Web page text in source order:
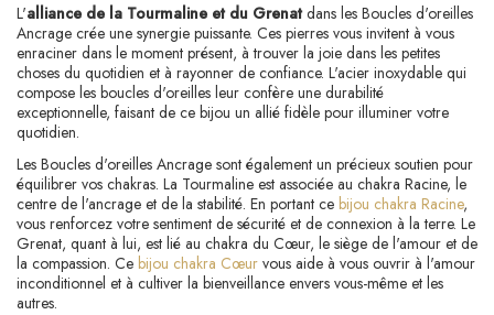
L'alliance de la Tourmaline et du Grenatdans les Boucles d'oreilles
Ancrage crée une synergie puissante. Ces pierres vous invitent à vous
enraciner dans le moment présent, à trouver la joie dans les petites
choses du quotidien et à rayonner de confiance. L'acier inoxydable qui
compose les boucles d'oreilles leur confère une durabilité
exceptionnelle, faisant de ce bijou un allié fidèle pour illuminer votre
quotidien.
Les Boucles d'oreilles Ancrage sont également un précieux soutien pour
équilibrer vos chakras. La Tourmaline est associée au chakra Racine, le
centre de l'ancrage et de la stabilité. En portant ce bijou chakra Racine,
vous renforcez votre sentiment de sécurité et de connexion à la terre. Le
Grenat, quant à lui, est lié au chakra du Cœur, le siège de l'amour et de
la compassion. Ce bijou chakra Cœur vous aide à vous ouvrir à l'amour
inconditionnel et à cultiver la bienveillance envers vous-même et les
autres.